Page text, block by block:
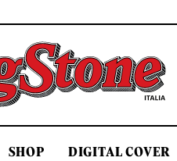
Rolling Stone Italia
SHOP DIGITAL COVER